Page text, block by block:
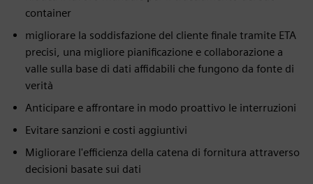
container
migliorare la soddisfazione del cliente finale tramite ETA
precisi, una migliore pianificazione e collaborazione a
valle sulla base di dati affidabili che fungono da fonte di
verità
Anticipare e affrontare in modo proattivo le interruzioni
Evitare sanzioni e costi aggiuntivi
Migliorare l'efficienza della catena di fornitura attraverso
decisioni basate sui dati